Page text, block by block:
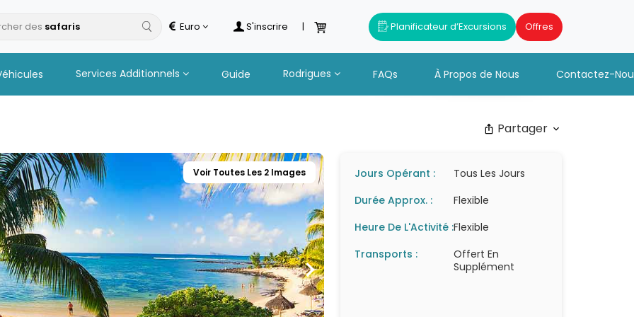
des safaris Euro S'inscrire | Planificateur d’Excursions Offres
Services Additionnels Guide Rodrigues FAQs À Propos de Nous Contactez-
Partager
Voir Toutes Les 2 Images Jours Opérant :
Tous Les Jours
Durée Approx. :
Flexible
Heure De L'Activité :Flexible
Transports :
Offert En
Supplément